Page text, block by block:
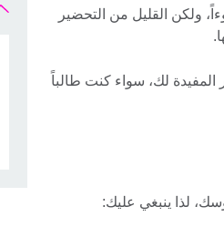
ولكن القليل من التحضير
لك، سواء كنت طالباً
لذا ينبغي عليك: